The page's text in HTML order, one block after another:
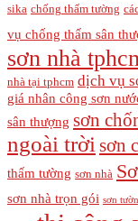
sika chống thấm tường
vụ chống thấm sân
sơn nhà
nhà tại tphcm dịch vụ
giá nhân công sơn
sân thượng sơn
ngoài trời sơn
thấm tường sơn nhà
sơn nhà trọn gói sơn